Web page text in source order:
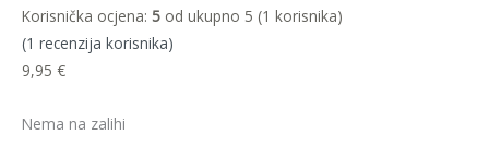
Korisnička ocjena: 5 od ukupno 5 (1 korisnika)
(1 recenzija korisnika)
9,95 €
Nema na zalihi